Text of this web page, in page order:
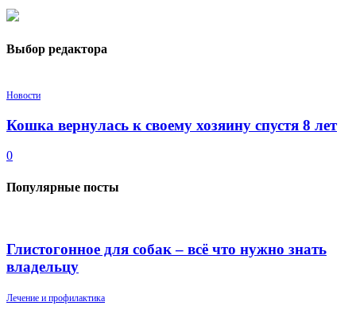
Выбор редактора
Новости
Кошка вернулась к своему хозяину спустя 8 лет
0
Популярные посты
Глистогонное для собак – всё что нужно знать
владельцу
Лечение и профилактика